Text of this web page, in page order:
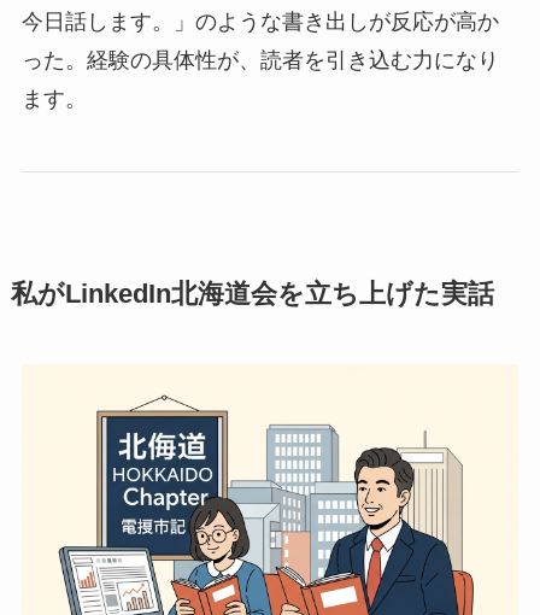
今日話します。」のような書き出しが反応が高か
った。経験の具体性が、読者を引き込む力になり
ます。
私がLinkedIn北海道会を立ち上げた実話